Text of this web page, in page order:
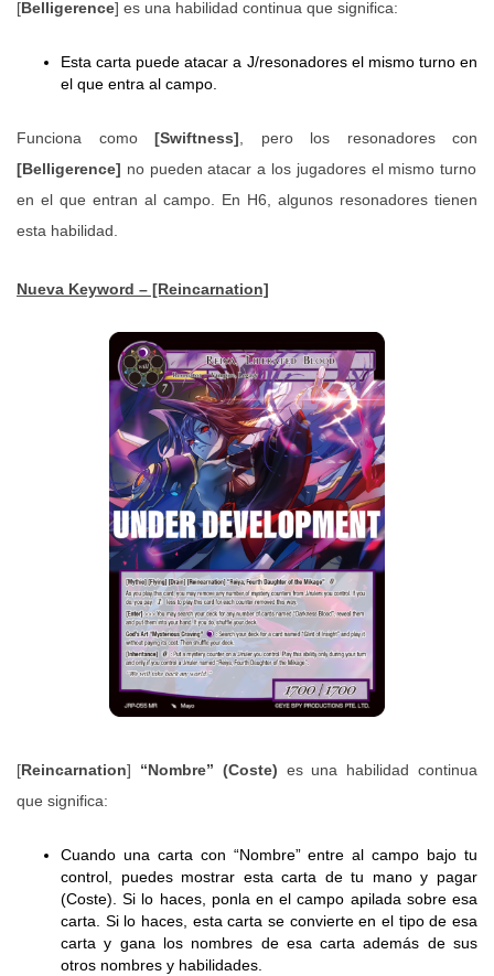
[Belligerence] es una habilidad continua que significa:
Esta carta puede atacar a J/resonadores el mismo turno en
el que entra al campo.
Funciona como [Swiftness] , pero los resonadores con
[Belligerence] no pueden atacar a los jugadores el mismo turno
en el que entran al campo. En H6, algunos resonadores tienen
esta habilidad.
Nueva Keyword – [Reincarnation]
[Reincarnation] “Nombre” (Coste) es una habilidad continua
que significa:
Cuando una carta con “Nombre” entre al campo bajo tu
control, puedes mostrar esta carta de tu mano y pagar
(Coste). Si lo haces, ponla en el campo apilada sobre esa
carta. Si lo haces, esta carta se convierte en el tipo de esa
carta y gana los nombres de esa carta además de sus
otros nombres y habilidades.